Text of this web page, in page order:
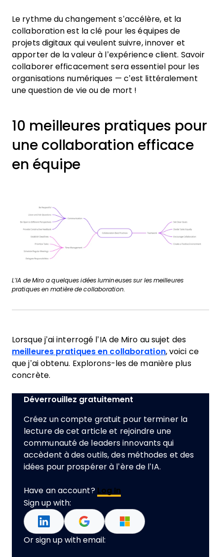
Le rythme du changement s’accélère, et la
collaboration est la clé pour les équipes de
projets digitaux qui veulent suivre, innover et
apporter de la valeur à l’expérience client. Savoir
collaborer efficacement sera essentiel pour les
organisations numériques — c’est littéralement
une question de vie ou de mort !
10 meilleures pratiques pour
une collaboration efficace
en équipe
L’IA de Miro a quelques idées lumineuses sur les meilleures
pratiques en matière de collaboration.
Lorsque j’ai interrogé l’IA de Miro au sujet des
meilleures pratiques en collaboration, voici ce
que j’ai obtenu. Explorons-les de manière plus
concrète.
Déverrouillez gratuitement
Créez un compte gratuit pour terminer la
lecture de cet article et rejoindre une
communauté de leaders innovants qui
accèdent à des outils, des méthodes et des
idées pour prospérer à l’ère de l’IA.
Have an account? Log In
Sign up with:
Or sign up with email: